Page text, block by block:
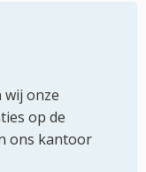
onze
op de
ons kantoor